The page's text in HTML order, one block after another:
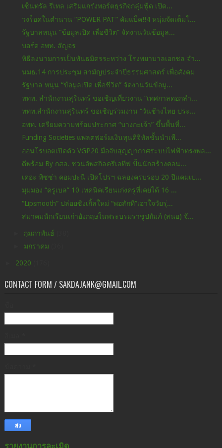
เซ็นทรัล รีเทล เสริมแกร่งพอร์ตธุรกิจกลุ่มฟู้ด เปิด...
วงร็อคในตำนาน “POWER PAT” คัมแบ็ค!!4 หนุ่มจัดเต็มโ...
รัฐบาลหนุน “ข้อมูลเปิด เพื่อชีวิต” จัดงานวันข้อมูล...
บอร์ด อพท. สัญจร
พิธีลงนามการเป็นพันธมิตรระหว่าง โรงพยาบาลเอกชล​ จำ...
นมธ.14 การประชุม สามัญประจำปีธรรมศาสตร์ เพื่อสังคม
รัฐบาล หนุน “ข้อมูลเปิด เพื่อชีวิต” จัดงานวันข้อมู...
ททท. สำนักงานสุรินทร์ ขอเชิญเที่ยวงาน “เทศกาลดอกลำ...
ททท.สำนักงานสุรินทร์ ขอเชิญร่วมงาน “วันช้างไทย ประ...
อพท. เตรียมความพร้อมประกาศ “บางกะเจ้า” ขึ้นพื้นที่...
Funding Societies แพลตฟอร์มเงินทุนดิจิทัลชั้นนำเพื...
ออนโรบอตเปิดตัว VGP20 มือจับสุญญากาศระบบไฟฟ้าทรงพล...
ดีพร้อม By กสอ. ชวนอัพสกิลครีเอทีฟ ปั้นนักสร้างคอน...
เดอะ พิซซ่า คอมปะนี เปิดโปรฯ ฉลองครบรอบ 20 ปีแคมเป...
มุมมอง “ครูเบล” 10 เทคนิคเรียนเก่งครูที่เคยได้ 16 ...
“Lipsmooth” ปล่อยซิงเกิ้ลใหม่ “พอสักที”เอาใจวัยรุ่...
สมาคมนักเรียนเก่าอังกฤษในพระบรมราชูปถัมภ์ (สนอ) จั...
กุมภาพันธ์
มกราคม
2020
CONTACT FORM / SAKDAJANK@GMAIL.COM
รายงานการละเมิด